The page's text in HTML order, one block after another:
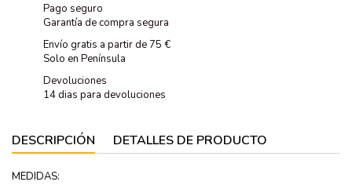
Pago seguro
Garantía de compra segura
Envío gratis a partir de 75 €
Solo en Península
Devoluciones
14 dias para devoluciones
DESCRIPCIÓN DETALLES DE PRODUCTO
MEDIDAS: